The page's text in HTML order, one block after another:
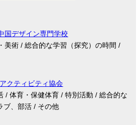
デザイン専門学校
美術 / 総合的な学習（探究）の時間 /
クティビティ協会
/ 体育・保健体育 / 特別活動 / 総合的な
ブ、部活 / その他